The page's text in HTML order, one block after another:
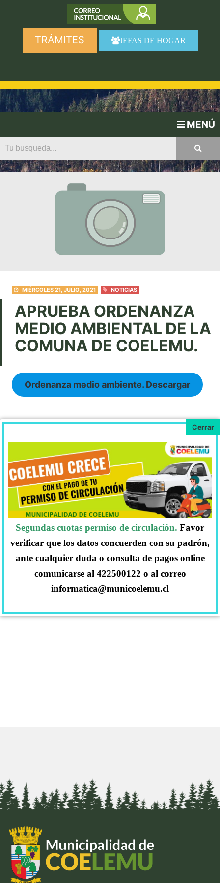
TRÁMITES JEFAS DE HOGAR
MENÚ
MIÉRCOLES 21, JULIO, 2021 NOTICIAS
APRUEBA ORDENANZA
MEDIO AMBIENTAL DE LA
COMUNA DE COELEMU.
Ordenanza medio ambiente. Descargar
Segundas cuotas permiso de circulación. Favor
verificar que los datos concuerden con su padrón,
ante cualquier duda o consulta de pagos online
comunicarse al 422500122 o al correo
informatica@municoelemu.cl